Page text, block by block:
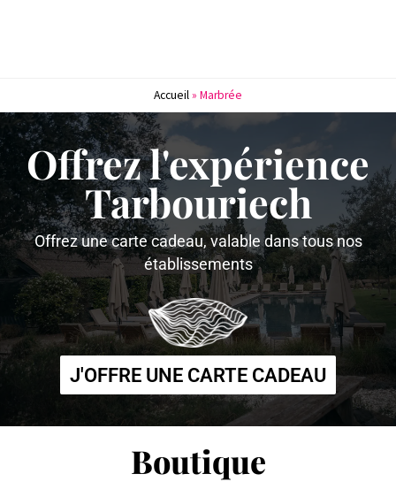
Accueil» Marbrée
Offrez l'expérience
Tarbouriech
Offrez une carte cadeau, valable dans tous nos
établissements
J'OFFRE UNE CARTE CADEAU
Boutique